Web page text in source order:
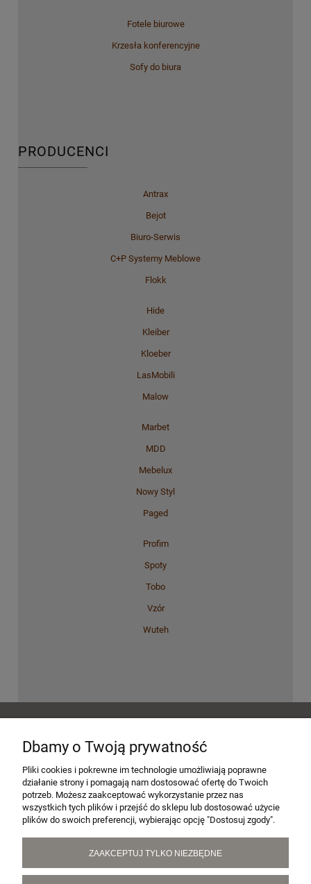
Fotele biurowe
Krzesła konferencyjne
Sofy do biura
PRODUCENCI
Antrax
Bejot
Biuro-Serwis
C+P Systemy Meblowe
Flokk
Hide
Kleiber
Kloeber
LasMobili
Malow
Marbet
MDD
Mebelux
Nowy Styl
Paged
Profim
Spoty
Tobo
Vzór
Wuteh
MOJE KONTO
PŁATNOŚCI I DOSTAWA
INFORMACJE
Dbamy o Twoją prywatność
Pliki cookies i pokrewne im technologie umożliwiają poprawne
działanie strony i pomagają nam dostosować ofertę do Twoich
potrzeb. Możesz zaakceptować wykorzystanie przez nas
wszystkich tych plików i przejść do sklepu lub dostosować użycie
plików do swoich preferencji, wybierając opcję "Dostosuj zgody".
ZAAKCEPTUJ TYLKO NIEZBĘDNE